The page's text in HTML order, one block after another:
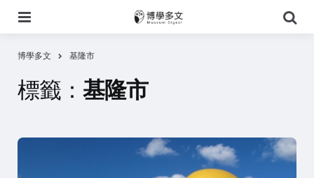
尋
博學多文 基隆市
標籤： 基隆市